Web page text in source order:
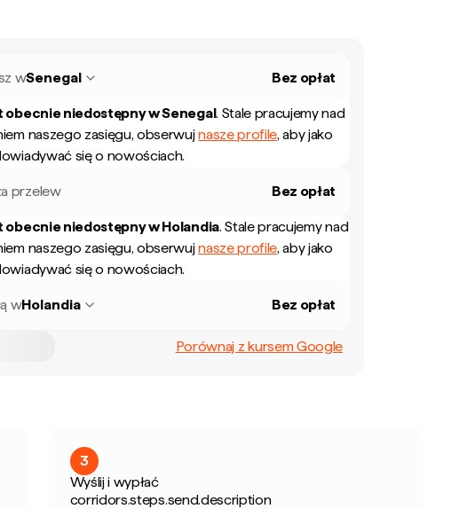
wSenegal Bez opłat
obecnie niedostępny wSenegal. Stale pracujemy nad
naszego zasięgu, obserwujnasze profile, aby jako
się o nowościach.
przelew Bez opłat
obecnie niedostępny wHolandia. Stale pracujemy nad
naszego zasięgu, obserwujnasze profile, aby jako
się o nowościach.
wHolandia Bez opłat
Porównaj z kursem Google
3
Wyślij i wypłać
corridors.steps.send.description